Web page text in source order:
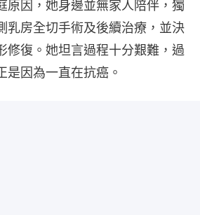
原因，她身邊並無家人陪伴，獨
乳房全切手術及後續治療，並決
修復。她坦言過程十分艱難，過
是因為一直在抗癌。